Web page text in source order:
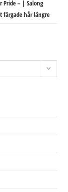
Pride – | Salong
färgade hår längre